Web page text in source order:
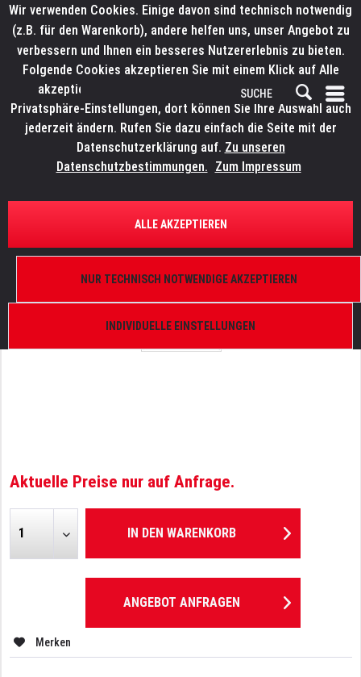
ÜBERSICHT ERSATZTEILE
WORK Umlenkrollen
Aktuelle Preise nur auf Anfrage.
IN DEN WARENKORB
ANGEBOT ANFRAGEN
Merken
Wir verwenden Cookies. Einige davon sind technisch notwendig
(z.B. für den Warenkorb), andere helfen uns, unser Angebot zu
verbessern und Ihnen ein besseres Nutzererlebnis zu bieten.
Folgende Cookies akzeptieren Sie mit einem Klick auf Alle
akzeptieren. Weitere Informationen finden Sie in den
Privatsphäre-Einstellungen, dort können Sie Ihre Auswahl auch
jederzeit ändern. Rufen Sie dazu einfach die Seite mit der
Datenschutzerklärung auf. Zu unseren
Datenschutzbestimmungen. Zum Impressum
INDIVIDUELLE EINSTELLUNGEN
NUR TECHNISCH NOTWENDIGE AKZEPTIEREN
ALLE AKZEPTIEREN